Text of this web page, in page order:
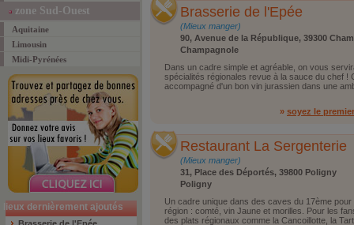
zone Sud-Ouest
Aquitaine
Limousin
Midi-Pyrénées
lieux dernièrement ajoutés
Brasserie de l'Epée
(Mieux manger)
90, Avenue de la République, 39300
Champagnole
Dans un cadre simple et agréable, on vous
spécialités régionales revue à la sauce du chef !
accompagné d'un bon vin jurassien dans une
» soyez le
Restaurant La Sergenterie
(Mieux manger)
31, Place des Déportés, 39800 Poligny
Poligny
Un cadre unique dans des caves du 17ème
région : comté, vin Jaune et morilles. Pour les
des plats régionaux comme la Cancoillotte, la